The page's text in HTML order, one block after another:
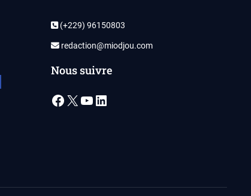
(+229) 96150803
redaction@miodjou.com
Nous suivre
Facebook
X YouTube
LinkedIn